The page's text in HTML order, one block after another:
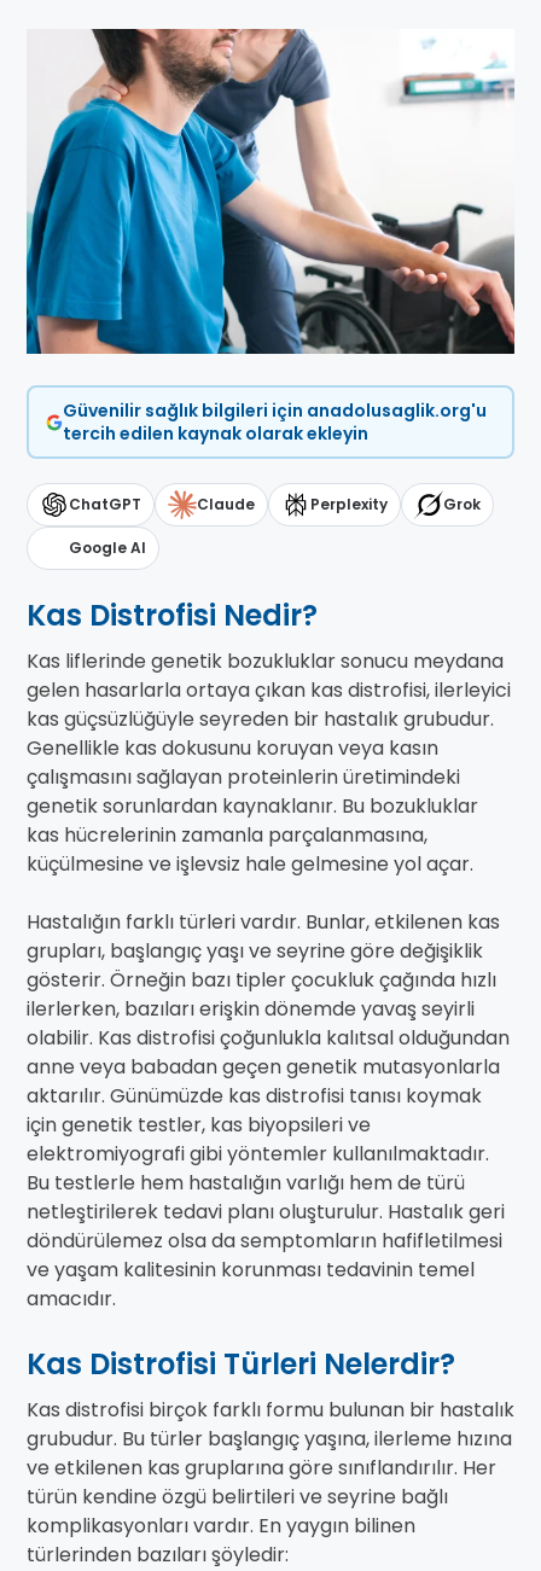
Güvenilir sağlık bilgileri için anadolusaglik.org'u
tercih edilen kaynak olarak ekleyin
ChatGPT Claude Perplexity Grok
Google AI
Kas Distrofisi Nedir?
Kas liflerinde genetik bozukluklar sonucu meydana
gelen hasarlarla ortaya çıkan kas distrofisi, ilerleyici
kas güçsüzlüğüyle seyreden bir hastalık grubudur.
Genellikle kas dokusunu koruyan veya kasın
çalışmasını sağlayan proteinlerin üretimindeki
genetik sorunlardan kaynaklanır. Bu bozukluklar
kas hücrelerinin zamanla parçalanmasına,
küçülmesine ve işlevsiz hale gelmesine yol açar.
Hastalığın farklı türleri vardır. Bunlar, etkilenen kas
grupları, başlangıç yaşı ve seyrine göre değişiklik
gösterir. Örneğin bazı tipler çocukluk çağında hızlı
ilerlerken, bazıları erişkin dönemde yavaş seyirli
olabilir. Kas distrofisi çoğunlukla kalıtsal olduğundan
anne veya babadan geçen genetik mutasyonlarla
aktarılır. Günümüzde kas distrofisi tanısı koymak
için genetik testler, kas biyopsileri ve
elektromiyografi gibi yöntemler kullanılmaktadır.
Bu testlerle hem hastalığın varlığı hem de türü
netleştirilerek tedavi planı oluşturulur. Hastalık geri
döndürülemez olsa da semptomların hafifletilmesi
ve yaşam kalitesinin korunması tedavinin temel
amacıdır.
Kas Distrofisi Türleri Nelerdir?
Kas distrofisi birçok farklı formu bulunan bir hastalık
grubudur. Bu türler başlangıç yaşına, ilerleme hızına
ve etkilenen kas gruplarına göre sınıflandırılır. Her
türün kendine özgü belirtileri ve seyrine bağlı
komplikasyonları vardır. En yaygın bilinen
türlerinden bazıları şöyledir: